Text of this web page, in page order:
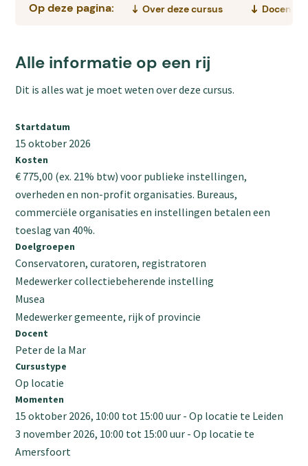
Op deze pagina: Over deze cursus Docent
Alle informatie op een rij
Dit is alles wat je moet weten over deze cursus.
Startdatum
15 oktober 2026
Kosten
€ 775,00 (ex. 21% btw) voor publieke instellingen,
overheden en non-profit organisaties. Bureaus,
commerciële organisaties en instellingen betalen een
toeslag van 40%.
Doelgroepen
Conservatoren, curatoren, registratoren
Medewerker collectiebeherende instelling
Musea
Medewerker gemeente, rijk of provincie
Docent
Peter de la Mar
Cursustype
Op locatie
Momenten
15 oktober 2026, 10:00 tot 15:00 uur
Op locatie te Leiden
3 november 2026, 10:00 tot 15:00 uur
Op locatie te
Amersfoort